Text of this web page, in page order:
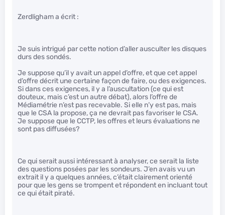
Zerdligham a écrit :
Je suis intrigué par cette notion d’aller ausculter les disques
durs des sondés.
Je suppose qu’il y avait un appel d’offre, et que cet appel
d’offre décrit une certaine façon de faire, ou des exigences.
Si dans ces exigences, il y a l’auscultation (ce qui est
douteux, mais c’est un autre débat), alors l’offre de
Médiamétrie n’est pas recevable. Si elle n’y est pas, mais
que le CSA la propose, ça ne devrait pas favoriser le CSA.
Je suppose que le CCTP, les offres et leurs évaluations ne
sont pas diffusées?
Ce qui serait aussi intéressant à analyser, ce serait la liste
des questions posées par les sondeurs. J’en avais vu un
extrait il y a quelques années, c’était clairement orienté
pour que les gens se trompent et répondent en incluant tout
ce qui était piraté.